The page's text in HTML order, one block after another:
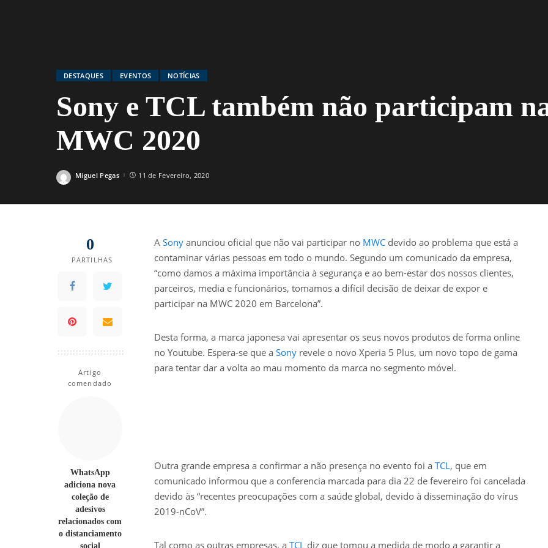
DESTAQUES EVENTOS NOTÍCIAS
Sony e TCL também não participam
MWC 2020
Posted
Miguel Pegas 11 de Fevereiro, 2020
0
PARTILHAS
Artigo
comendado
WhatsApp
adiciona nova
coleção de
adesivos
relacionados com
o distanciamento
social
A Sony anunciou oficial que não vai participar no MWC devido ao problema que está a
contaminar várias pessoas em todo o mundo. Segundo um comunicado da empresa,
“como damos a máxima importância à segurança e ao bem-estar dos nossos clientes,
parceiros, media e funcionários, tomamos a difícil decisão de deixar de expor e
participar na MWC 2020 em Barcelona”.
Desta forma, a marca japonesa vai apresentar os seus novos produtos de forma online
no Youtube. Espera-se que a Sony revele o novo Xperia 5 Plus, um novo topo de gama
para tentar dar a volta ao mau momento da marca no segmento móvel.
Outra grande empresa a confirmar a não presença no evento foi a TCL, que em
comunicado informou que a conferencia marcada para dia 22 de fevereiro foi cancelada
devido às “recentes preocupações com a saúde global, devido à disseminação do vírus
2019-nCoV”.
Tal como as outras empresas, a TCL diz que tomou a medida de modo a garantir a